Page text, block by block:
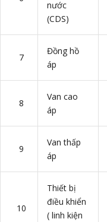
nước
(CDS)
7
Đồng hồ
áp
8
Van cao
áp
9
Van thấp
áp
10
Thiết bị
điều khiển
( linh kiện